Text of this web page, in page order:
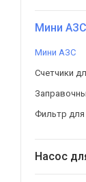
Мини
Мини АЗС
Счетчики
Фильтр для
Насос